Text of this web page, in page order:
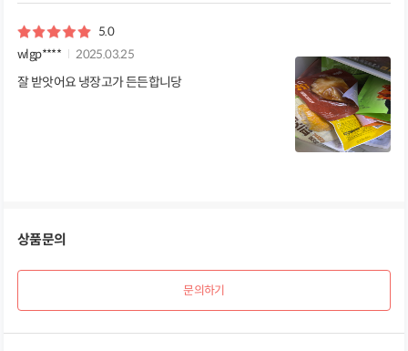
5.0
wlgp****
2025.03.25
잘 받앗어요 냉장고가 든든합니당
상품문의
문의하기